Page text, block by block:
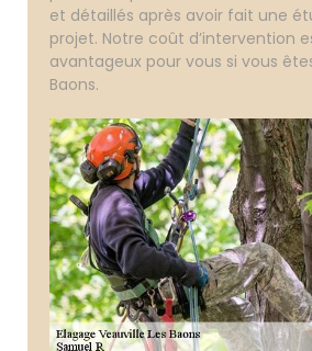
et détaillés après avoir fait une
projet. Notre coût d’intervention
avantageux pour vous si vous
Baons.